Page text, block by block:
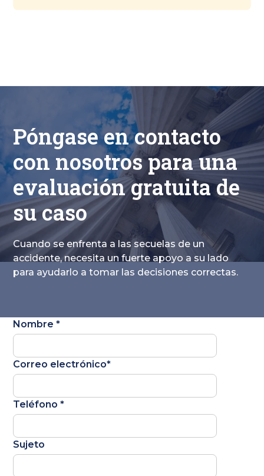
Póngase en contacto
con nosotros para una
evaluación gratuita de
su caso
Cuando se enfrenta a las secuelas de un
accidente, necesita un fuerte apoyo a su lado
para ayudarlo a tomar las decisiones correctas.
Nombre *
Correo electrónico*
Teléfono *
Sujeto